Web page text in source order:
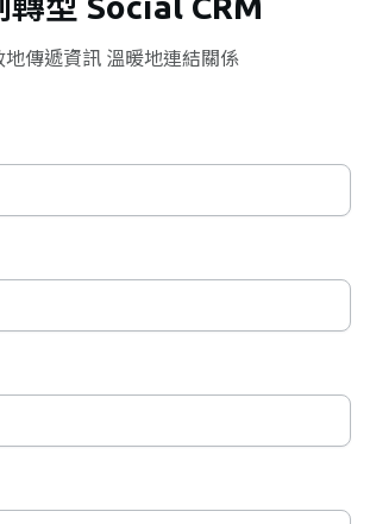
地傳遞資訊 溫暖地連結關係